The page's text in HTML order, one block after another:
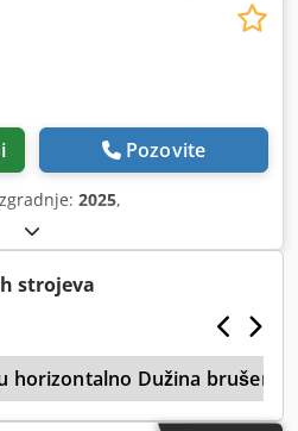
Pozovite
2025,
strojeva
horizontalno Dužina brušenja